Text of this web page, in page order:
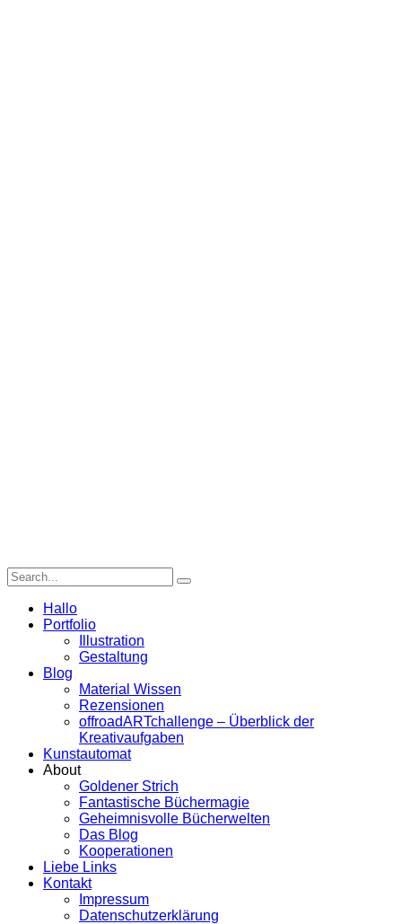
Hallo
Portfolio
Illustration
Gestaltung
Blog
Material Wissen
Rezensionen
offroadARTchallenge – Überblick der
Kreativaufgaben
Kunstautomat
About
Goldener Strich
Fantastische Büchermagie
Geheimnisvolle Bücherwelten
Das Blog
Kooperationen
Liebe Links
Kontakt
Impressum
Datenschutzerklärung